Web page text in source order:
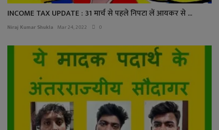
INCOME TAX UPDATE : 31 मार्च से पहले निपटा लें आयकर से ...
Niraj Kumar Shukla Mar 24, 2022 0